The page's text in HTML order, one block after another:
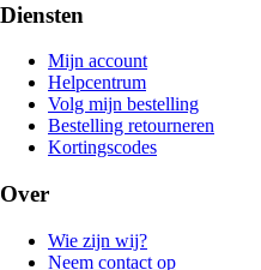
Diensten
Mijn account
Helpcentrum
Volg mijn bestelling
Bestelling retourneren
Kortingscodes
Over
Wie zijn wij?
Neem contact op